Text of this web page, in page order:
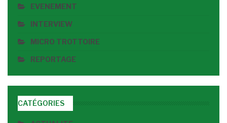
EVENEMENT
INTERVIEW
MICRO TROTTOIRE
REPORTAGE
CATÉGORIES